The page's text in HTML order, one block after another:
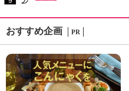
おすすめ企画 PR